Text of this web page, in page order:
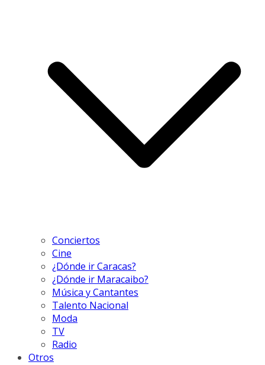
Conciertos
Cine
¿Dónde ir Caracas?
¿Dónde ir Maracaibo?
Música y Cantantes
Talento Nacional
Moda
TV
Radio
Otros